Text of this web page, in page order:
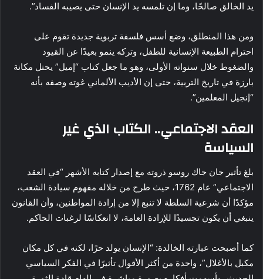
يد الخالق صالحًا، وما إن تلمسه يد الإنسان حتى يصيبه الفساد”.
ومن هذا المنطلق، وضع أسس فلسفة تربوية جديدة تقوم على
احترام الطبيعة الإنسانية للطفل، وتركه ينمو بعيدًا عن القيود
والضغوط خلال سنواته الأولى، وهو ما جعل كتاب “إميل” يحتل مكانة
بارزة في تاريخ التربية، حتى إن الأديب الألماني غوته وصفه بأنه
“إنجيل المعلمين”.
العقد الاجتماعي.. الكتاب الذي غير
السياسة
بلغ تأثير جان جاك روسو ذروته مع إصدار كتابه الأشهر “في العقد
الاجتماعي” عام 1762، حيث طرح من خلاله مفهوم سيادة الشعب،
مؤكدًا أن شرعية السلطة لا تنبع إلا من إرادة المواطنين، وأن القانون
ينبغي أن يكون تجسيدًا للإرادة العامة، لا انعكاسًا لرغبات الحاكم.
كما أصبحت عبارته الخالدة: “الإنسان يولد حرًا، لكنه في كل مكان
مكبل بالأغلال”، واحدة من أكثر الأقوال تأثيرًا في الفكر السياسي